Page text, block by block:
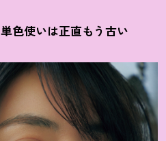
単色使いは正直もう古い